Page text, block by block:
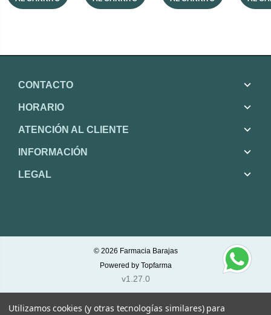
CONTACTO
HORARIO
ATENCIÓN AL CLIENTE
INFORMACIÓN
LEGAL
© 2026 Farmacia Barajas
Powered by Topfarma
v1.27.0
Utilizamos cookies (y otras tecnologías similares) para